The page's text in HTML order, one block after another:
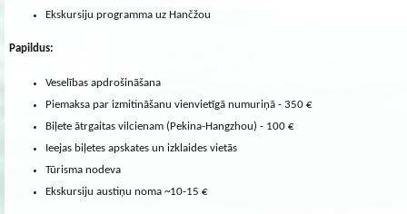
Ekskursiju programma uz Hančžou
Papildus:
Veselības apdrošināšana
Piemaksa par izmitināšanu vienvietīgā numuriņā - 350 €
Biļete ātrgaitas vilcienam (Pekina-Hangzhou) - 100 €
Ieejas biļetes apskates un izklaides vietās
Tūrisma nodeva
Ekskursiju austiņu noma ~10-15 €